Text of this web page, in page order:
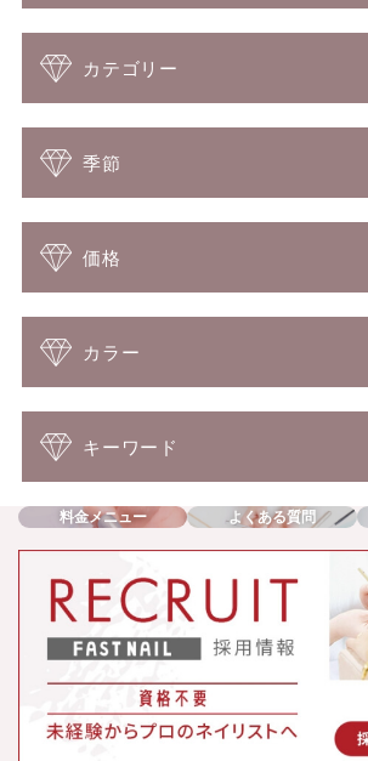
カテゴリー
季節
価格
カラー
キーワード
料金メニュー よくある質問